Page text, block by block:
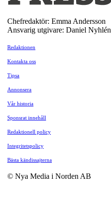
Chefredaktör: Emma Andersson
Ansvarig utgivare: Daniel Nyhlén
Redaktionen
Kontakta oss
Tipsa
Annonsera
Vår historia
Sponsrat innehåll
Redaktionell policy
Integritetspolicy
Bästa kändissajterna
© Nya Media i Norden AB